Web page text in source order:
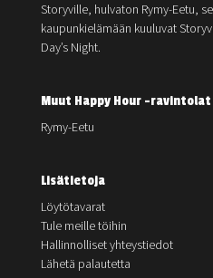
Storyville, hulvaton Rymy-Eetu,
kaupunkielämään kuuluvat
Day’s Night.
Muut Happy Hour -ravintolat
Rymy-Eetu
Lisätietoja
Löytötavarat
Tule meille töihin
Hallinnolliset yhteystiedot
Lähetä palautetta